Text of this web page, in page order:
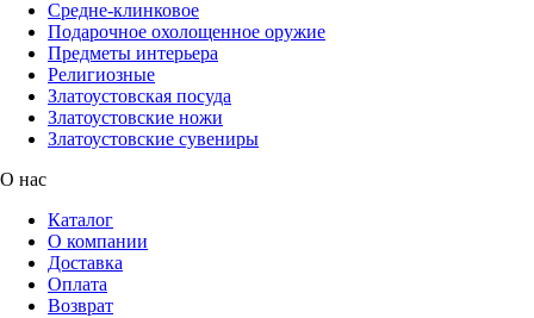
Средне-клинковое
Подарочное охолощенное оружие
Предметы интерьера
Религиозные
Златоустовская посуда
Златоустовские ножи
Златоустовские сувениры
О нас
Каталог
О компании
Доставка
Оплата
Возврат